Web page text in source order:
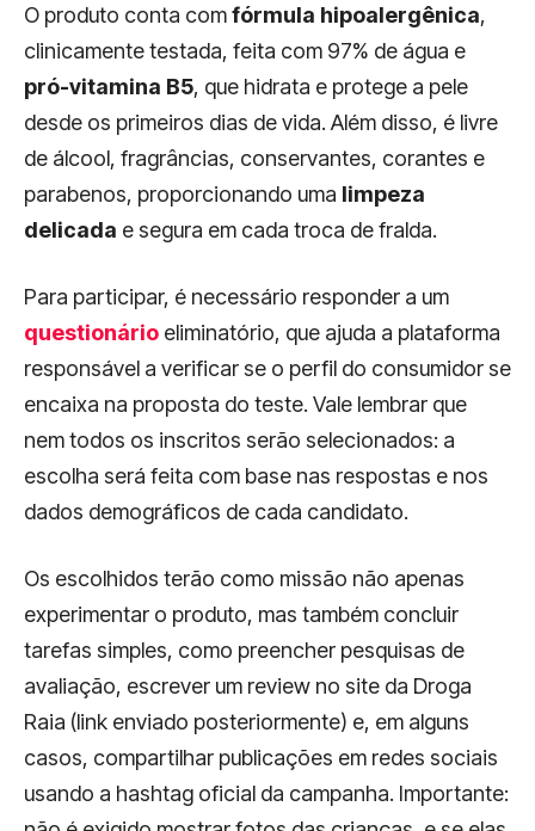
O produto conta comfórmula hipoalergênica,
clinicamente testada, feita com 97% de água e
pró-vitamina B5, que hidrata e protege a pele
desde os primeiros dias de vida. Além disso, é livre
de álcool, fragrâncias, conservantes, corantes e
parabenos, proporcionando uma limpeza
delicada e segura em cada troca de fralda.
Para participar, é necessário responder a um
questionário eliminatório, que ajuda a plataforma
responsável a verificar se o perfil do consumidor se
encaixa na proposta do teste. Vale lembrar que
nem todos os inscritos serão selecionados: a
escolha será feita com base nas respostas e nos
dados demográficos de cada candidato.
Os escolhidos terão como missão não apenas
experimentar o produto, mas também concluir
tarefas simples, como preencher pesquisas de
avaliação, escrever um review no site da Droga
Raia (link enviado posteriormente) e, em alguns
casos, compartilhar publicações em redes sociais
usando a hashtag oficial da campanha. Importante: